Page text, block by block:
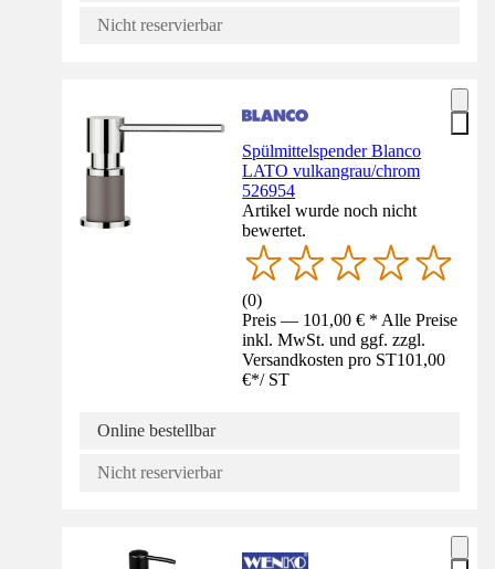
Nicht reservierbar
Spülmittelspender Blanco
LATO vulkangrau/chrom
526954
Artikel wurde noch nicht
bewertet.
(0)
Preis — 101,00 € * Alle Preise
inkl. MwSt. und ggf. zzgl.
Versandkosten pro ST101,00
€*/ ST
Online bestellbar
Nicht reservierbar